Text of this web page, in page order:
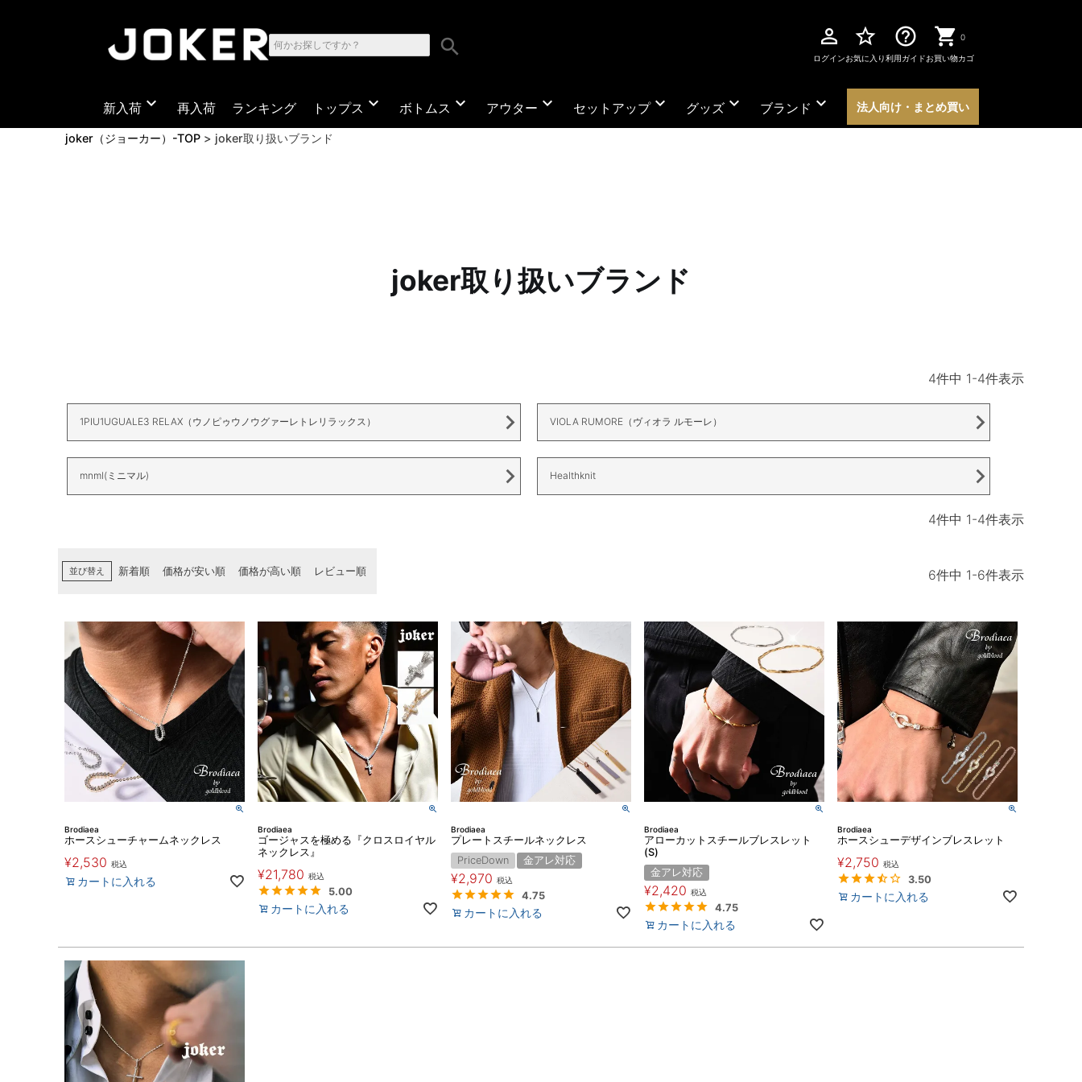
search perm_identity
ログイン
star_border
お気に入り
help_outline
利用ガイド
0
お買い物カゴ
新入荷 expand_more 再入荷 ランキング トップス expand_more ボトムス expand_more アウター expand_more セットアップexpand_more グッズ expand_more ブランド expand_more 法人向け・まとめ買い
joker（ジョーカー）-TOP joker取り扱いブランド
joker取り扱いブランド
4件中 1-4件表示
1PIU1UGUALE3 RELAX（ウノピゥウノウグァーレトレリラックス） VIOLA RUMORE（ヴィオラ ルモーレ）
mnml(ミニマル) Healthknit
4件中 1-4件表示
並び替え 新着順 価格が安い順 価格が高い順 レビュー順 6件中 1-6件表示
Brodiaea
ホースシューチャームネックレス
¥2,530 税込
カートに入れる
Brodiaea
ゴージャスを極める『クロスロイヤル
ネックレス』
¥21,780 税込
5.00
カートに入れる
Brodiaea
プレートスチールネックレス
PriceDown
金アレ対応
¥2,970 税込
4.75
カートに入れる
Brodiaea
アローカットスチールブレスレット
(S)
金アレ対応
¥2,420 税込
4.75
カートに入れる
Brodiaea
ホースシューデザインブレスレット
¥2,750 税込
3.50
カートに入れる